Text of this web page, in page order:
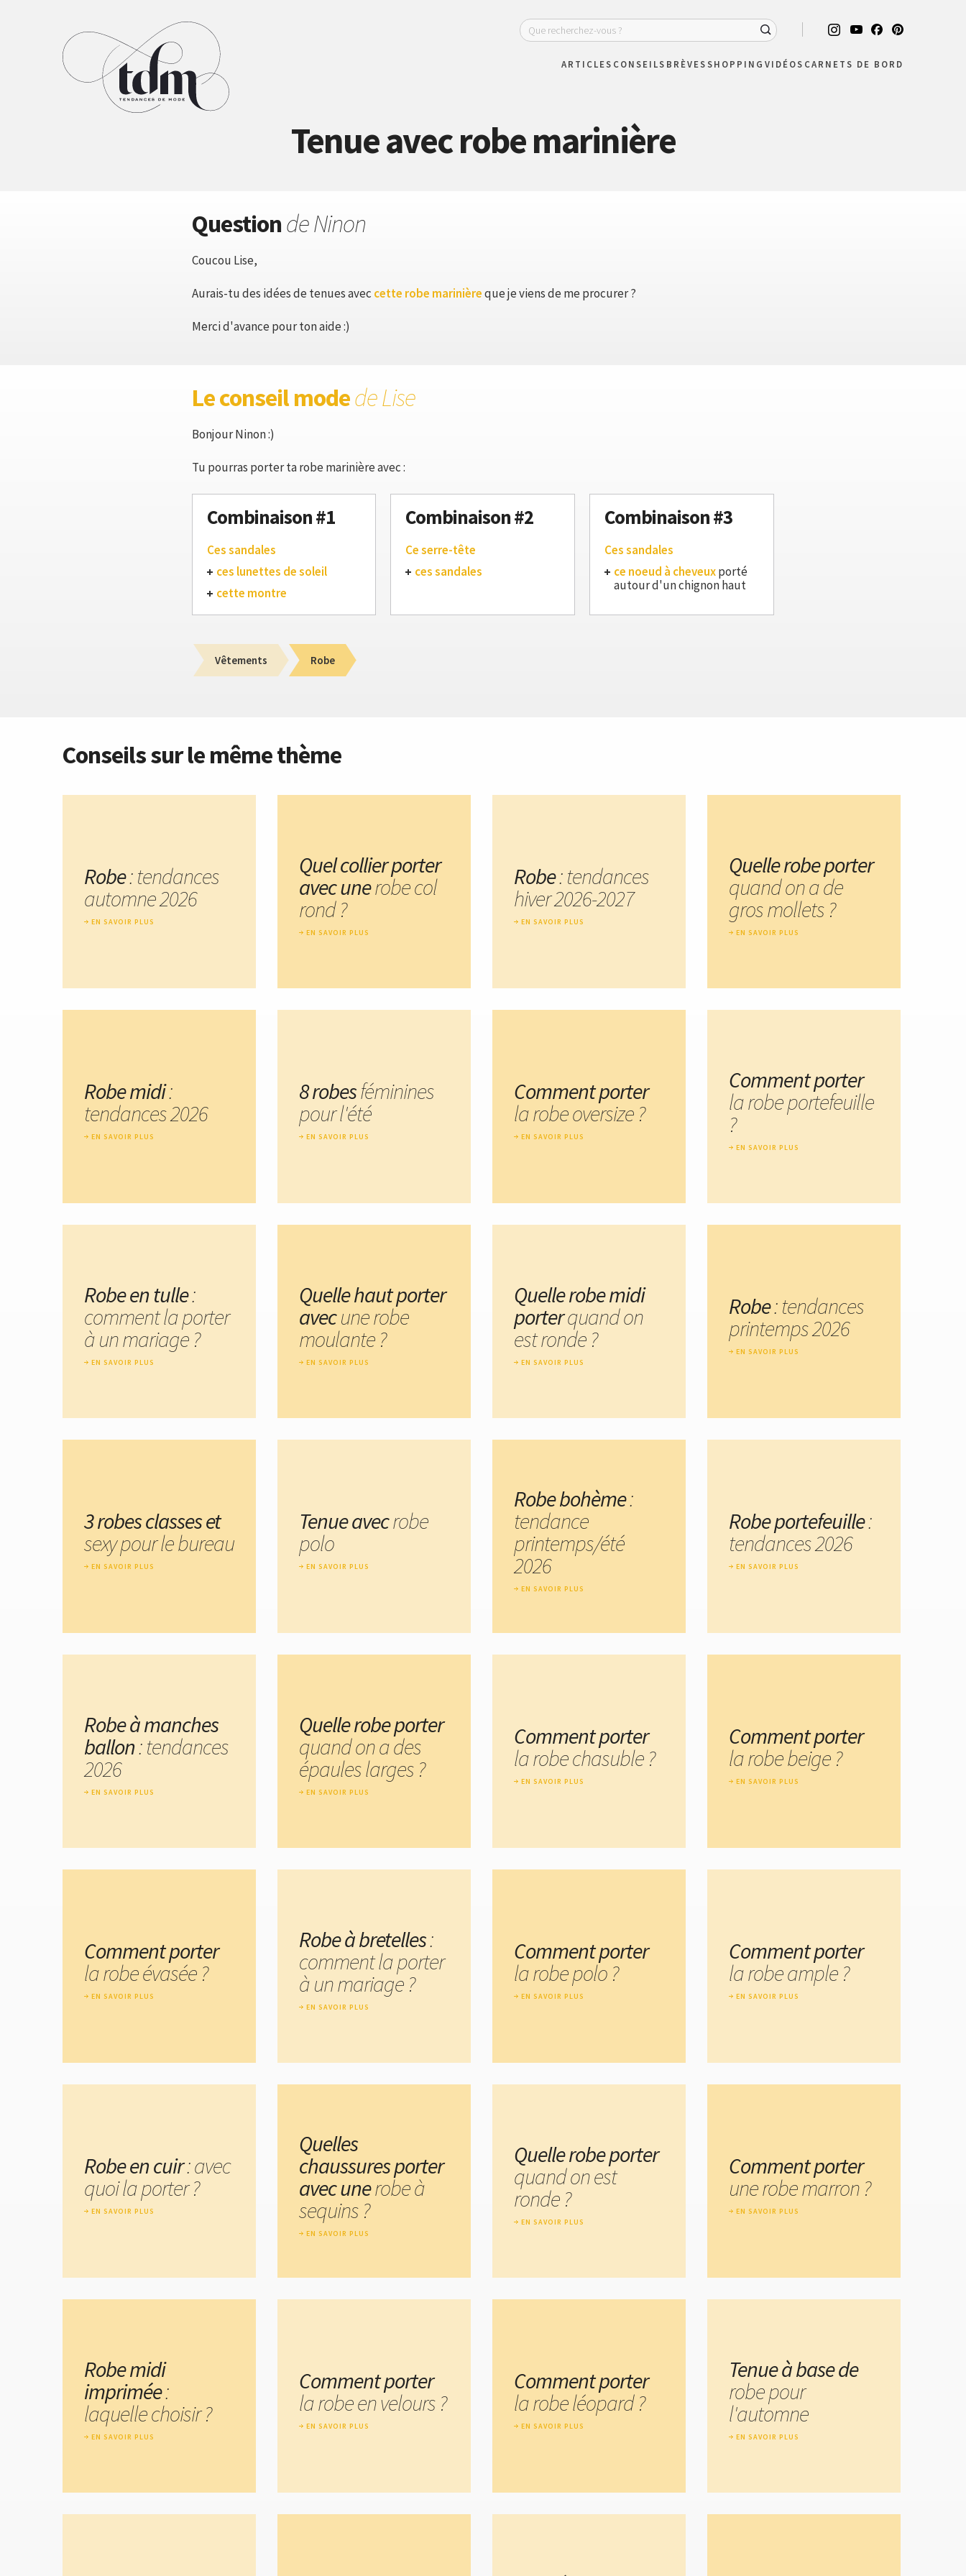
ARTICLES CONSEILS BRÈVESSHOPPING VIDÉOS CARNETS DE BORD
Tenue avec robe marinière
Questionde Ninon
Coucou Lise,
Aurais-tu des idées de tenues avec cette robe marinièreque je viens de me procurer ?
Merci d'avance pour ton aide :)
Le conseil modede Lise
Bonjour Ninon :)
Tu pourras porter ta robe marinière avec :
Combinaison #1
Ces sandales
ces lunettes de soleil
cette montre
Combinaison #2
Ce serre-tête
ces sandales
Combinaison #3
Ces sandales
ce noeud à cheveuxporté
autour d'un chignon haut
Vêtements Robe
Conseils sur le même thème
Robe: tendances
automne 2026
EN SAVOIR PLUS
Quel collier porter
avec unerobe col
rond ?
EN SAVOIR PLUS
Robe: tendances
hiver 2026-2027
EN SAVOIR PLUS
Quelle robe porter
quand on a de
gros mollets ?
EN SAVOIR PLUS
Robe midi:
tendances 2026
EN SAVOIR PLUS
8 robesféminines
pour l'été
EN SAVOIR PLUS
Comment porter
la robe oversize ?
EN SAVOIR PLUS
Comment porter
la robe portefeuille
?
EN SAVOIR PLUS
Robe en tulle:
comment la porter
à un mariage ?
EN SAVOIR PLUS
Quelle haut porter
avecune robe
moulante ?
EN SAVOIR PLUS
Quelle robe midi
porterquand on
est ronde ?
EN SAVOIR PLUS
Robe: tendances
printemps 2026
EN SAVOIR PLUS
3 robes classes et
sexy pour le bureau
EN SAVOIR PLUS
Tenue avecrobe
polo
EN SAVOIR PLUS
Robe bohème:
tendance
printemps/été
2026
EN SAVOIR PLUS
Robe portefeuille:
tendances 2026
EN SAVOIR PLUS
Robe à manches
ballon: tendances
2026
EN SAVOIR PLUS
Quelle robe porter
quand on a des
épaules larges ?
EN SAVOIR PLUS
Comment porter
la robe chasuble ?
EN SAVOIR PLUS
Comment porter
la robe beige ?
EN SAVOIR PLUS
Comment porter
la robe évasée ?
EN SAVOIR PLUS
Robe à bretelles:
comment la porter
à un mariage ?
EN SAVOIR PLUS
Comment porter
la robe polo ?
EN SAVOIR PLUS
Comment porter
la robe ample ?
EN SAVOIR PLUS
Robe en cuir: avec
quoi la porter ?
EN SAVOIR PLUS
Quelles
chaussures porter
avec unerobe à
sequins ?
EN SAVOIR PLUS
Quelle robe porter
quand on est
ronde ?
EN SAVOIR PLUS
Comment porter
une robe marron ?
EN SAVOIR PLUS
Robe midi
imprimée:
laquelle choisir ?
EN SAVOIR PLUS
Comment porter
la robe en velours ?
EN SAVOIR PLUS
Comment porter
la robe léopard ?
EN SAVOIR PLUS
Tenue à base de
robe pour
l'automne
EN SAVOIR PLUS